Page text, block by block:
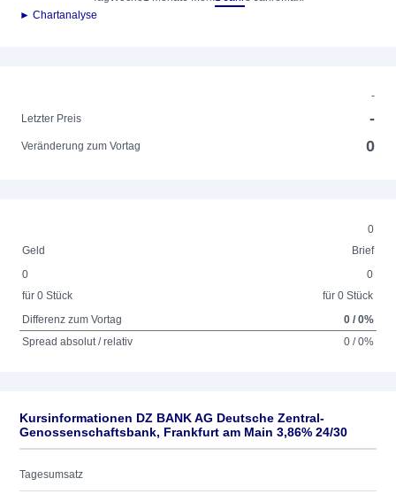
► Chartanalyse
-
Letzter Preis
-
Veränderung zum Vortag 0
0
Geld
Brief
0
für 0 Stück
0
für 0 Stück
Differenz zum Vortag
0 / 0%
Spread absolut / relativ
0 / 0%
Kursinformationen DZ BANK AG Deutsche Zentral-
Genossenschaftsbank, Frankfurt am Main 3,86% 24/30
Tagesumsatz